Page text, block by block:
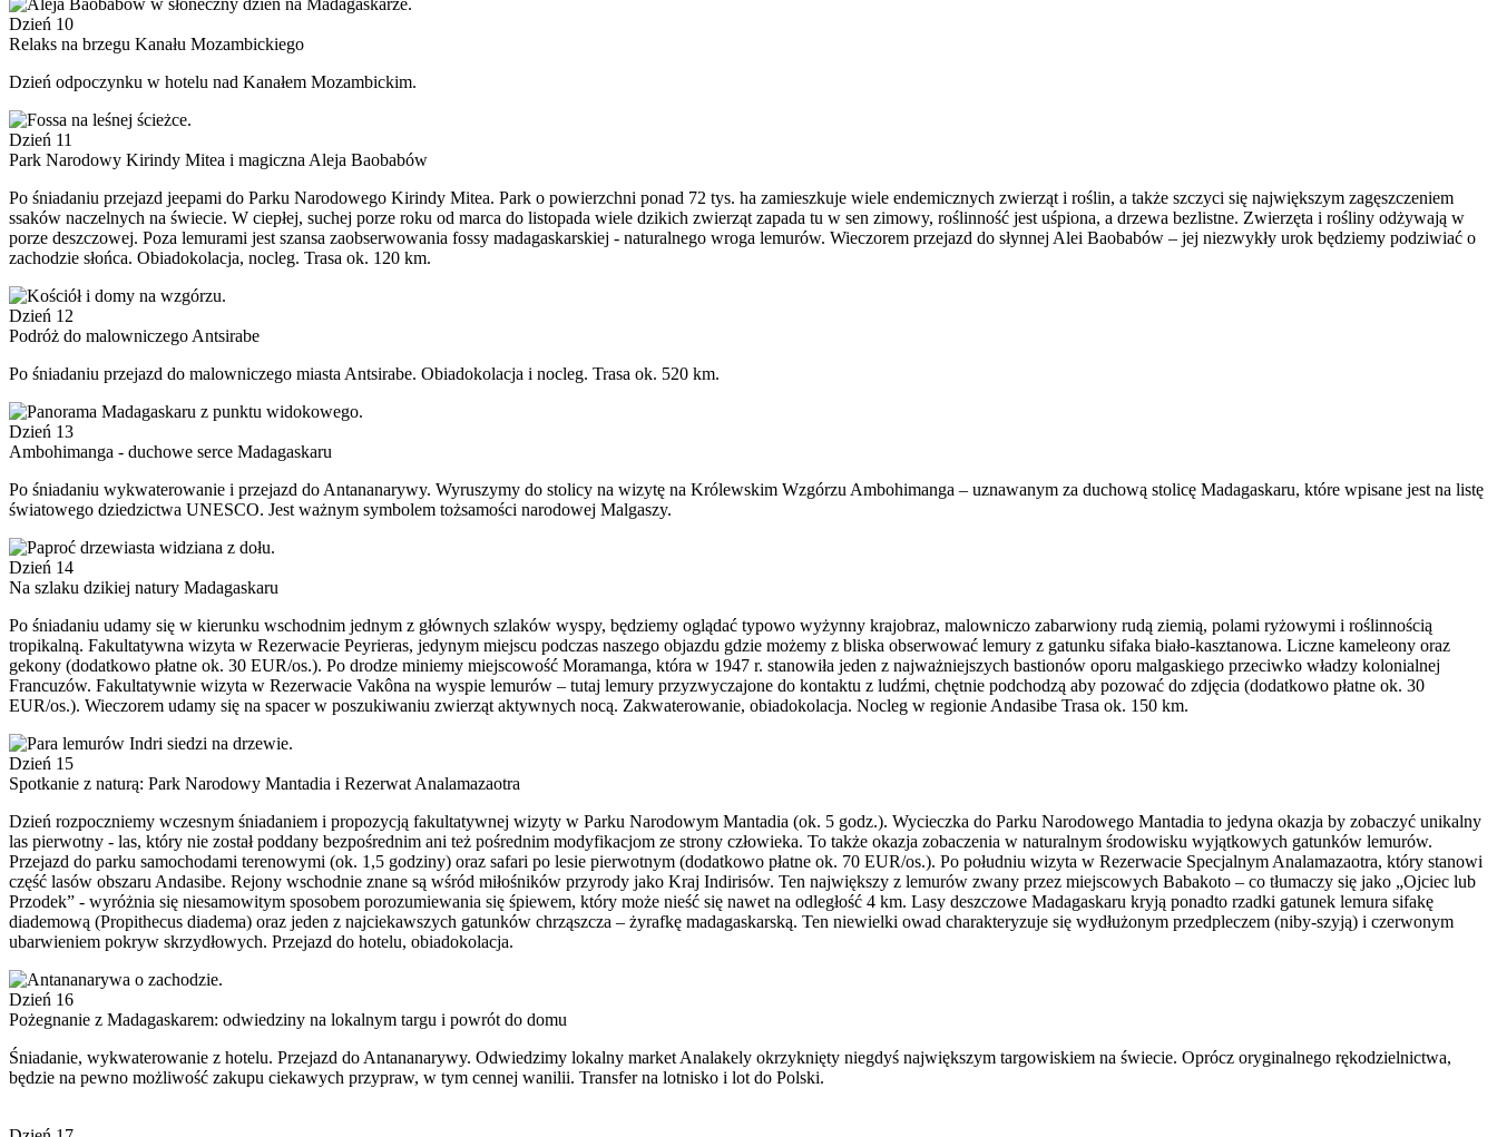
Dzień 10
Relaks na brzegu Kanału Mozambickiego
Dzień odpoczynku w hotelu nad Kanałem Mozambickim.
Dzień 11
Park Narodowy Kirindy Mitea i magiczna Aleja Baobabów
Po śniadaniu przejazd jeepami do Parku Narodowego Kirindy Mitea. Park o powierzchni ponad 72 tys. ha zamieszkuje wiele endemicznych zwierząt i roślin, a także szczyci się największym zagęszczeniem
ssaków naczelnych na świecie. W ciepłej, suchej porze roku od marca do listopada wiele dzikich zwierząt zapada tu w sen zimowy, roślinność jest uśpiona, a drzewa bezlistne. Zwierzęta i rośliny odżywają w
porze deszczowej. Poza lemurami jest szansa zaobserwowania fossy madagaskarskiej - naturalnego wroga lemurów. Wieczorem przejazd do słynnej Alei Baobabów – jej niezwykły urok będziemy podziwiać o
zachodzie słońca. Obiadokolacja, nocleg. Trasa ok. 120 km.
Dzień 12
Podróż do malowniczego Antsirabe
Po śniadaniu przejazd do malowniczego miasta Antsirabe. Obiadokolacja i nocleg. Trasa ok. 520 km.
Dzień 13
Ambohimanga - duchowe serce Madagaskaru
Po śniadaniu wykwaterowanie i przejazd do Antananarywy. Wyruszymy do stolicy na wizytę na Królewskim Wzgórzu Ambohimanga – uznawanym za duchową stolicę Madagaskaru, które wpisane jest na listę
światowego dziedzictwa UNESCO. Jest ważnym symbolem tożsamości narodowej Malgaszy.
Dzień 14
Na szlaku dzikiej natury Madagaskaru
Po śniadaniu udamy się w kierunku wschodnim jednym z głównych szlaków wyspy, będziemy oglądać typowo wyżynny krajobraz, malowniczo zabarwiony rudą ziemią, polami ryżowymi i roślinnością
tropikalną. Fakultatywna wizyta w Rezerwacie Peyrieras, jedynym miejscu podczas naszego objazdu gdzie możemy z bliska obserwować lemury z gatunku sifaka biało-kasztanowa. Liczne kameleony oraz
gekony (dodatkowo płatne ok. 30 EUR/os.). Po drodze miniemy miejscowość Moramanga, która w 1947 r. stanowiła jeden z najważniejszych bastionów oporu malgaskiego przeciwko władzy kolonialnej
Francuzów. Fakultatywnie wizyta w Rezerwacie Vakôna na wyspie lemurów – tutaj lemury przyzwyczajone do kontaktu z ludźmi, chętnie podchodzą aby pozować do zdjęcia (dodatkowo płatne ok. 30
EUR/os.). Wieczorem udamy się na spacer w poszukiwaniu zwierząt aktywnych nocą. Zakwaterowanie, obiadokolacja. Nocleg w regionie Andasibe Trasa ok. 150 km.
Dzień 15
Spotkanie z naturą: Park Narodowy Mantadia i Rezerwat Analamazaotra
Dzień rozpoczniemy wczesnym śniadaniem i propozycją fakultatywnej wizyty w Parku Narodowym Mantadia (ok. 5 godz.). Wycieczka do Parku Narodowego Mantadia to jedyna okazja by zobaczyć unikalny
las pierwotny - las, który nie został poddany bezpośrednim ani też pośrednim modyfikacjom ze strony człowieka. To także okazja zobaczenia w naturalnym środowisku wyjątkowych gatunków lemurów.
Przejazd do parku samochodami terenowymi (ok. 1,5 godziny) oraz safari po lesie pierwotnym (dodatkowo płatne ok. 70 EUR/os.). Po południu wizyta w Rezerwacie Specjalnym Analamazaotra, który stanowi
część lasów obszaru Andasibe. Rejony wschodnie znane są wśród miłośników przyrody jako Kraj Indirisów. Ten największy z lemurów zwany przez miejscowych Babakoto – co tłumaczy się jako „Ojciec lub
Przodek” - wyróżnia się niesamowitym sposobem porozumiewania się śpiewem, który może nieść się nawet na odległość 4 km. Lasy deszczowe Madagaskaru kryją ponadto rzadki gatunek lemura sifakę
diademową (Propithecus diadema) oraz jeden z najciekawszych gatunków chrząszcza – żyrafkę madagaskarską. Ten niewielki owad charakteryzuje się wydłużonym przedpleczem (niby-szyją) i czerwonym
ubarwieniem pokryw skrzydłowych. Przejazd do hotelu, obiadokolacja.
Dzień 16
Pożegnanie z Madagaskarem: odwiedziny na lokalnym targu i powrót do domu
Śniadanie, wykwaterowanie z hotelu. Przejazd do Antananarywy. Odwiedzimy lokalny market Analakely okrzyknięty niegdyś największym targowiskiem na świecie. Oprócz oryginalnego rękodzielnictwa,
będzie na pewno możliwość zakupu ciekawych przypraw, w tym cennej wanilii. Transfer na lotnisko i lot do Polski.